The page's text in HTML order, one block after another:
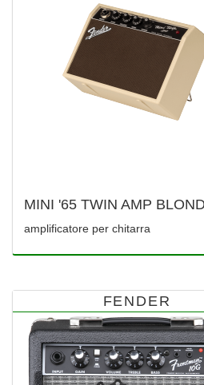
MINI '65 TWIN AMP
amplificatore per chitarra
FENDER